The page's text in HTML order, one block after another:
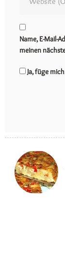
Name, E-Mail-
meinen
Ja, füge